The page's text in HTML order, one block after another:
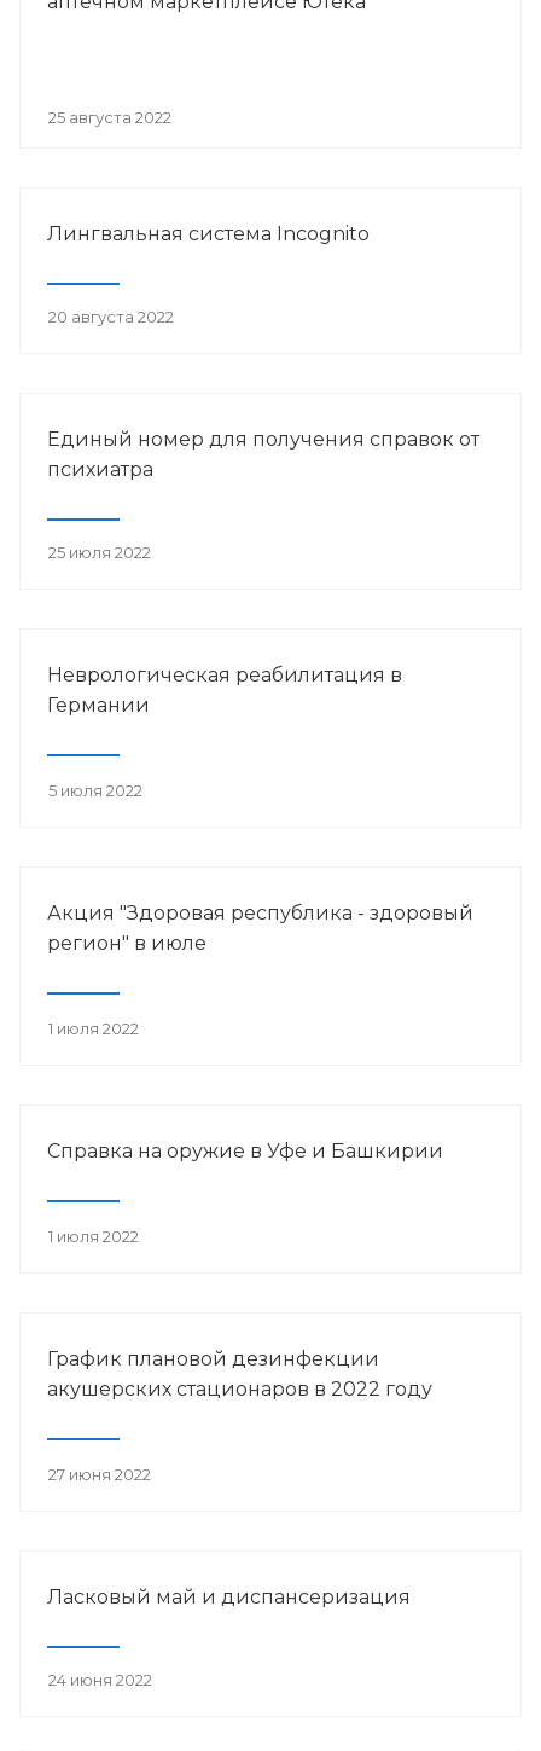
25 августа 2022
Лингвальная система Incognito
20 августа 2022
Единый номер для получения справок от
психиатра
25 июля 2022
Неврологическая реабилитация в
Германии
5 июля 2022
Акция "Здоровая республика - здоровый
регион" в июле
1 июля 2022
Справка на оружие в Уфе и Башкирии
1 июля 2022
График плановой дезинфекции
акушерских стационаров в 2022 году
27 июня 2022
Ласковый май и диспансеризация
24 июня 2022